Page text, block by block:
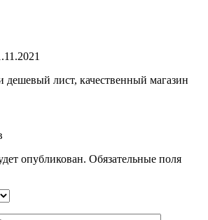
дешевый лист, качественный магазин
опубликован. Обязательные поля